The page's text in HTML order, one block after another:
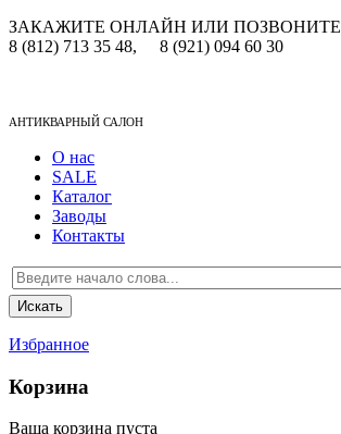
ЗАКАЖИТЕ ОНЛАЙН ИЛИ ПОЗВОНИТЕ
8 (812) 713 35 48,
8 (921) 094 60 30
АНТИКВАРНЫЙ САЛОН
О нас
SALE
Каталог
Заводы
Контакты
Избранное
Корзина
Ваша корзина пуста